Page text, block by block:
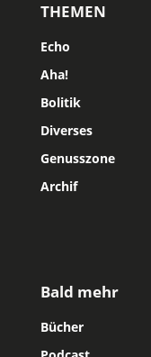
THEMEN
Echo
Aha!
Bolitik
Diverses
Genusszone
Archif
Bald mehr
Bücher